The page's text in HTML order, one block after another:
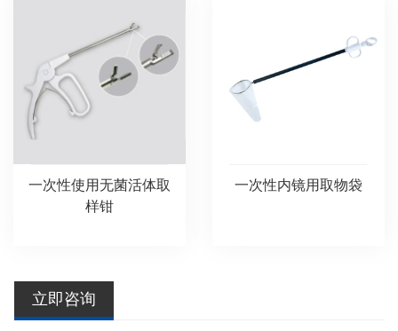
一次性使用无菌活体取
样钳
一次性内镜用取物袋
立即咨询